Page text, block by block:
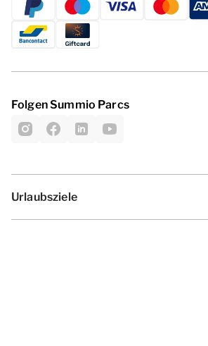
Folgen Summio Parcs
Urlaubsziele